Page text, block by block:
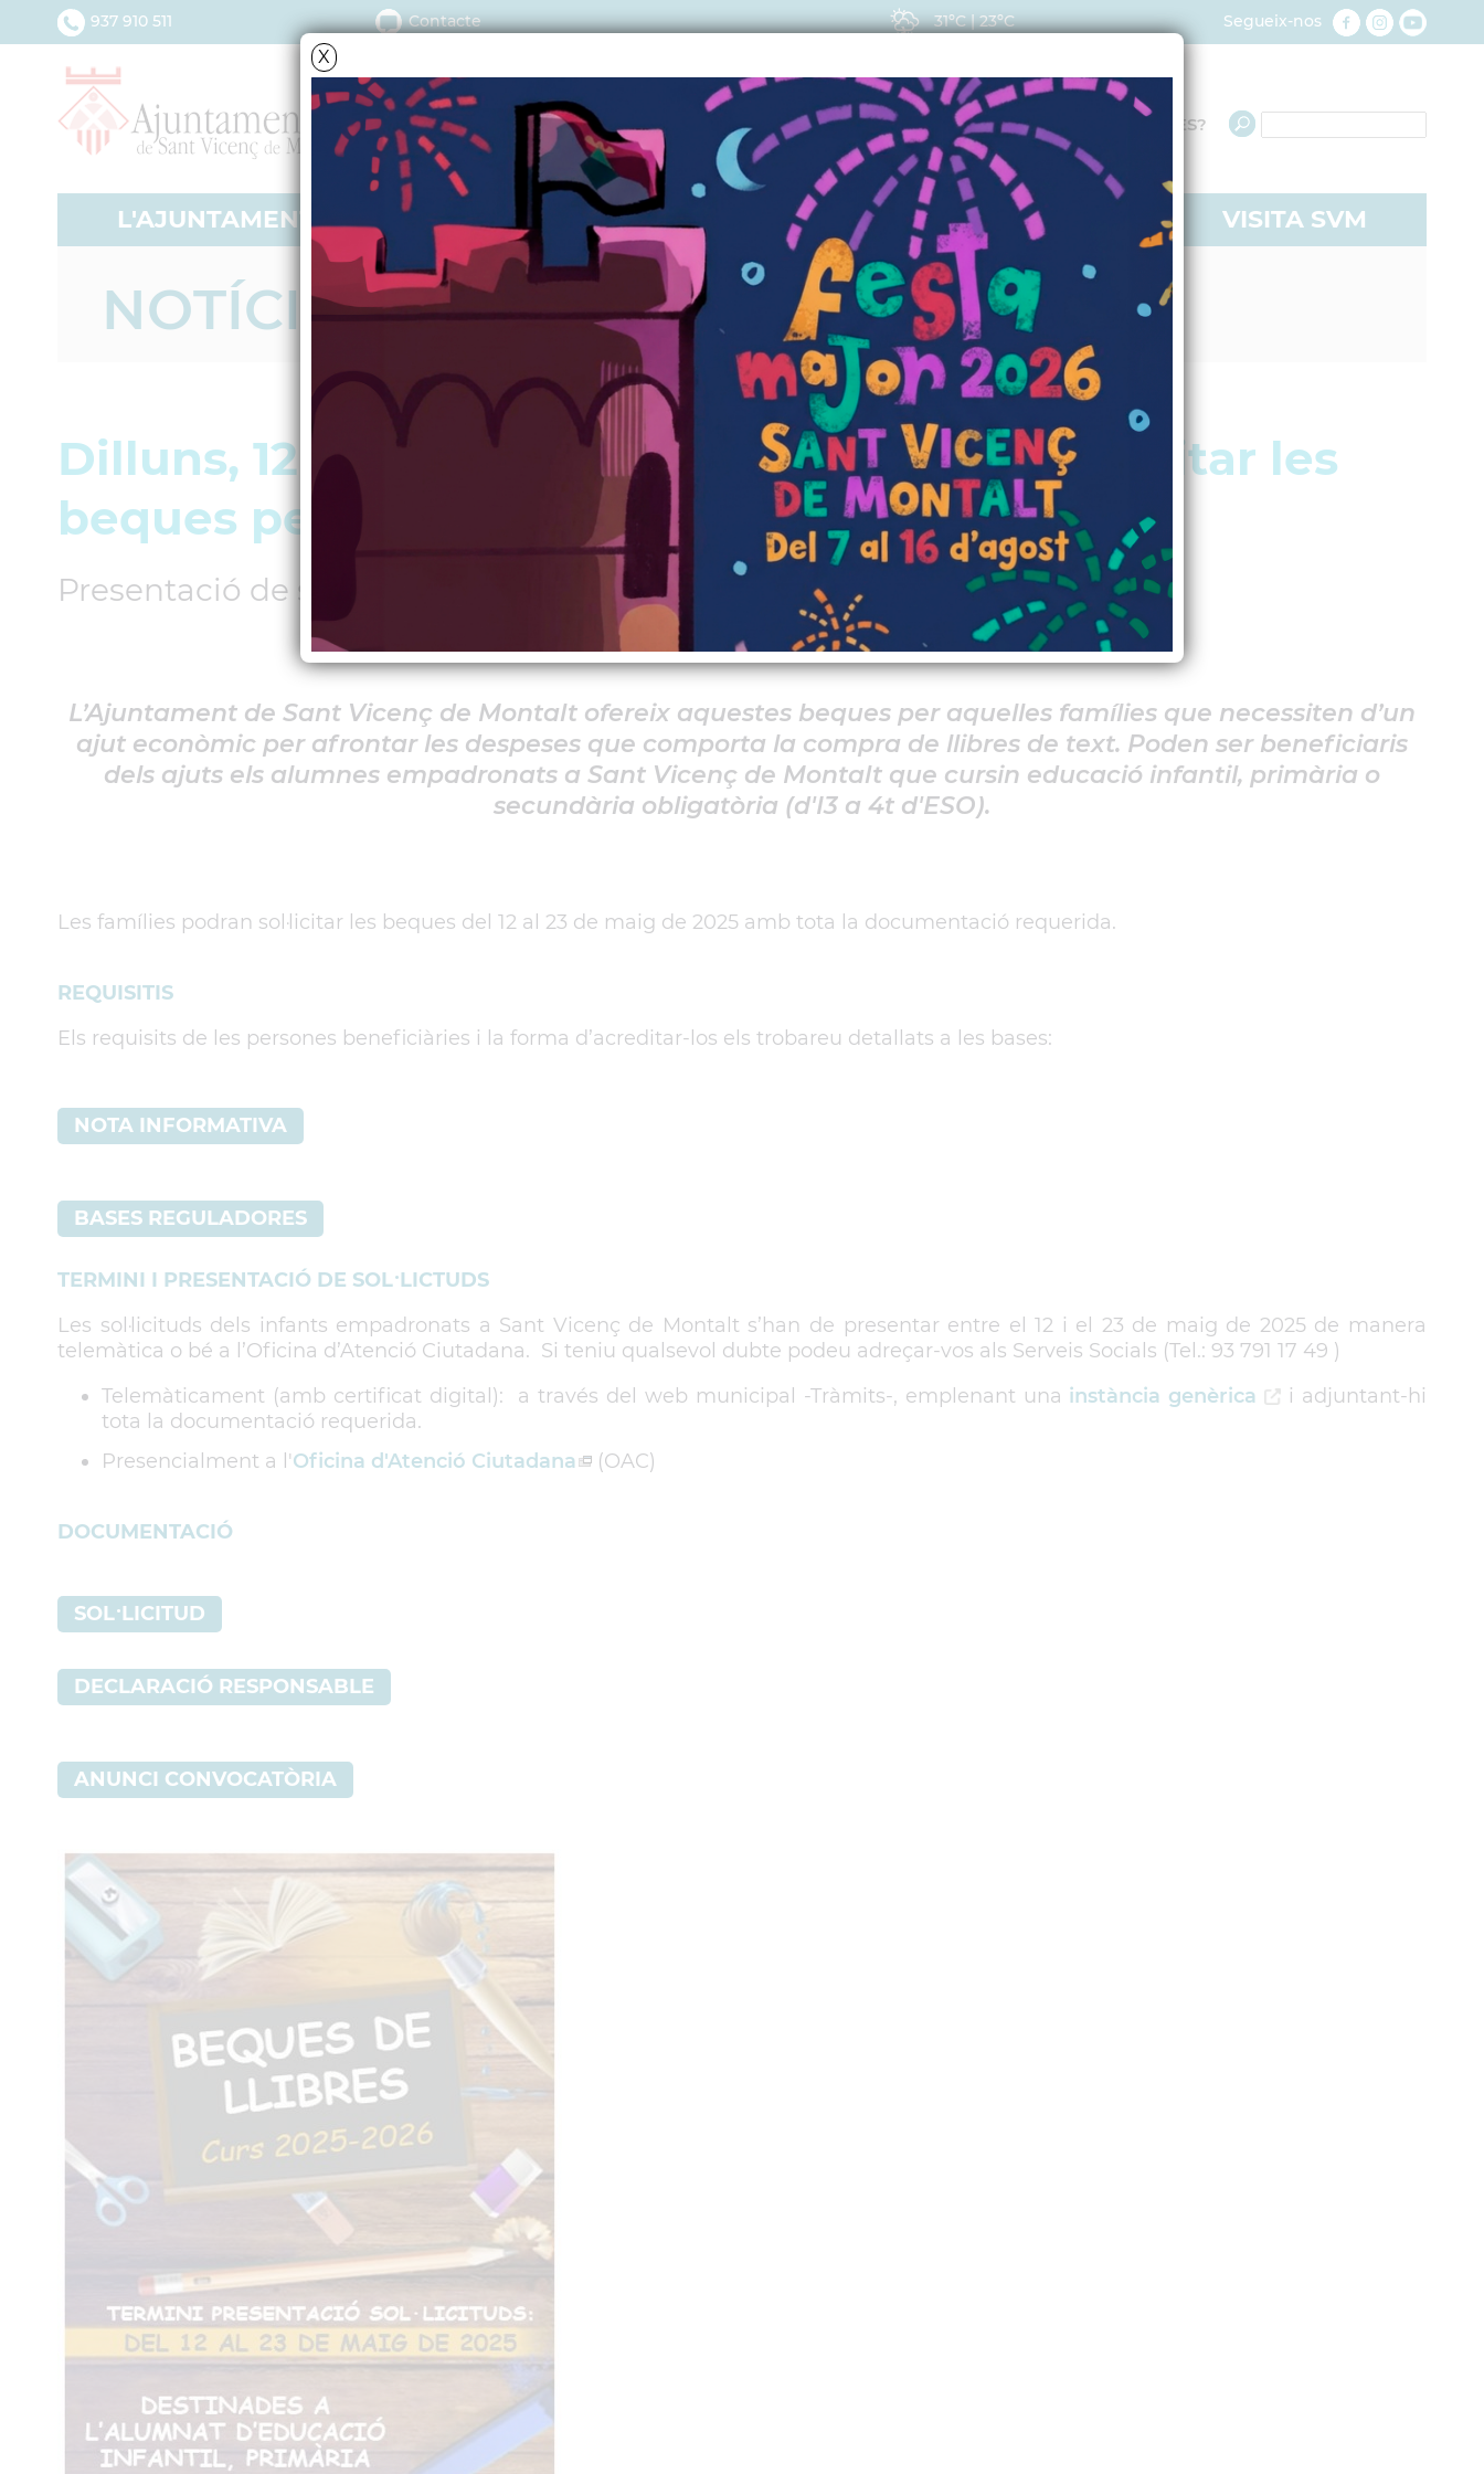
X
L'AJUNTAMENT SERVEIS ACTUALITAT VIURE A SVM VISITA SVM
QUÈ NECESSITES?
937 910 511 Contacte 31ºC|23ºC Segueix-nos
NOTÍCIES - ACTUALITAT
Dilluns, 12 de maig, s'obre el termini per sol·licitar les
beques pels llibres escolars
Presentació de sol·licituds: del 12 al 23 de maig de 2025
L’Ajuntament de Sant Vicenç de Montalt ofereix aquestes beques per aquelles famílies que necessiten d’un
ajut econòmic per afrontar les despeses que comporta la compra de llibres de text. Poden ser beneficiaris
dels ajuts els alumnes empadronats a Sant Vicenç de Montalt que cursin educació infantil, primària o
secundària obligatòria (d'I3 a 4t d'ESO).
Les famílies podran sol·licitar les beques del 12 al 23 de maig de 2025 amb tota la documentació requerida.
REQUISITIS
Els requisits de les persones beneficiàries i la forma d’acreditar-los els trobareu detallats a les bases:
NOTA INFORMATIVA
BASES REGULADORES
TERMINI I PRESENTACIÓ DE SOL·LICTUDS
Les sol·licituds dels infants empadronats a Sant Vicenç de Montalt s’han de presentar entre el 12 i el 23 de maig de 2025 de manera
telemàtica o bé a l’Oficina d’Atenció Ciutadana. Si teniu qualsevol dubte podeu adreçar-vos als Serveis Socials (Tel.: 93 791 17 49 )
Telemàticament (amb certificat digital): a través del web municipal -Tràmits-, emplenant una instància genèrica
i adjuntant-hi
tota la documentació requerida.
Presencialment a l'Oficina d'Atenció Ciutadana (OAC)
DOCUMENTACIÓ
SOL·LICITUD
DECLARACIÓ RESPONSABLE
ANUNCI CONVOCATÒRIA